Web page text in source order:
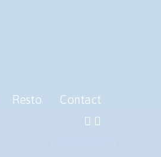
Resto Contact